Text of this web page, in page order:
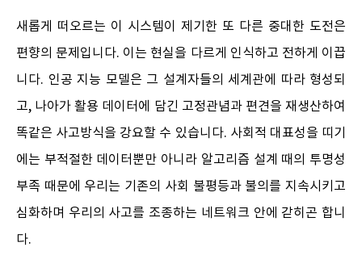
새롭게 떠오르는 이 시스템이 제기한 또 다른 중대한 도전은
편향의 문제입니다. 이는 현실을 다르게 인식하고 전하게 이끕
니다. 인공 지능 모델은 그 설계자들의 세계관에 따라 형성되
고, 나아가 활용 데이터에 담긴 고정관념과 편견을 재생산하여
똑같은 사고방식을 강요할 수 있습니다. 사회적 대표성을 띠기
에는 부적절한 데이터뿐만 아니라 알고리즘 설계 때의 투명성
부족 때문에 우리는 기존의 사회 불평등과 불의를 지속시키고
심화하며 우리의 사고를 조종하는 네트워크 안에 갇히곤 합니
다.